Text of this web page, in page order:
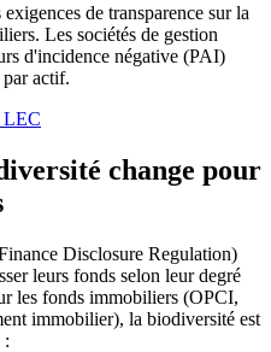
de transparence sur la
Les sociétés de gestion
d'incidence négative (PAI)
actif.
LEC
change pour
Disclosure Regulation)
leurs fonds selon leur degré
les fonds immobiliers (OPCI,
immobilier), la biodiversité est
: